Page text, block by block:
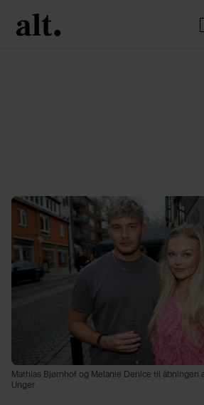
Mathias Bjørnhof og Melanie Denice til åbningen
Unger